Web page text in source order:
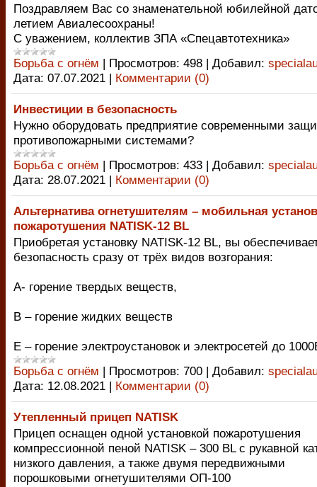
Поздравляем Вас со знаменательной юбилейной
летием Авиалесоохраны!
С уважением, коллектив ЗПА «Спецавтотехника»
Борьба с огнём | Просмотров: 498 | Добавил:
Дата: 07.07.2021 | Комментарии (0)
Инвестиции в безопасность
Нужно оборудовать предприятие современными
противопожарными системами?
Борьба с огнём | Просмотров: 433 | Добавил:
Дата: 28.07.2021 | Комментарии (0)
Альтернатива огнетушителям – мобильная
пожаротушения NATISK-12 BL
Приобретая установку NATISK-12 BL, вы
безопасность сразу от трёх видов возгорания:
А- горение твердых веществ,
В – горение жидких веществ
Е – горение электроустановок и электросетей до
Борьба с огнём | Просмотров: 700 | Добавил:
Дата: 12.08.2021 | Комментарии (0)
Утепленный прицеп NATISK
Прицеп оснащен одной установкой пожаротушения
компрессионной пеной NATISK – 300 BL с рукавной
низкого давления, а также двумя передвижными
порошковыми огнетушителями ОП-100